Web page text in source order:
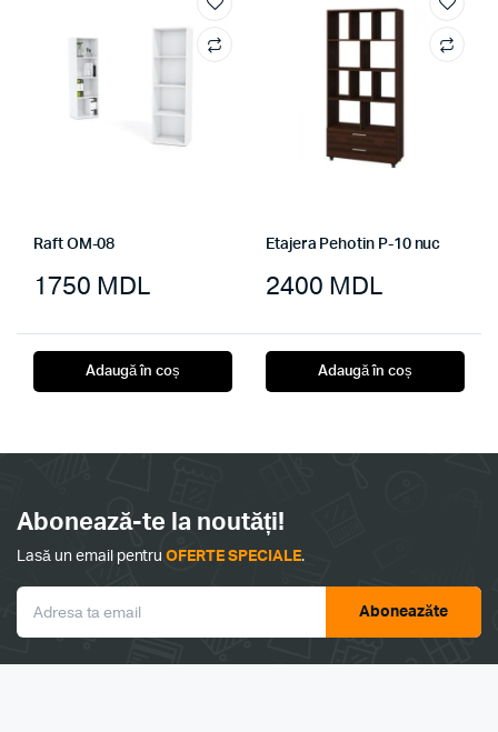
Raft OM-08
1750 MDL
Adaugă în coș
Etajera Pehotin P-10 nuc
2400 MDL
Adaugă în coș
Abonează-te la noutăți!
Lasă un email pentruOFERTE SPECIALE.
Aboneazăte